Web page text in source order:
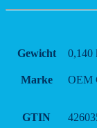
Gewicht 0,140
Marke OEM
GTIN